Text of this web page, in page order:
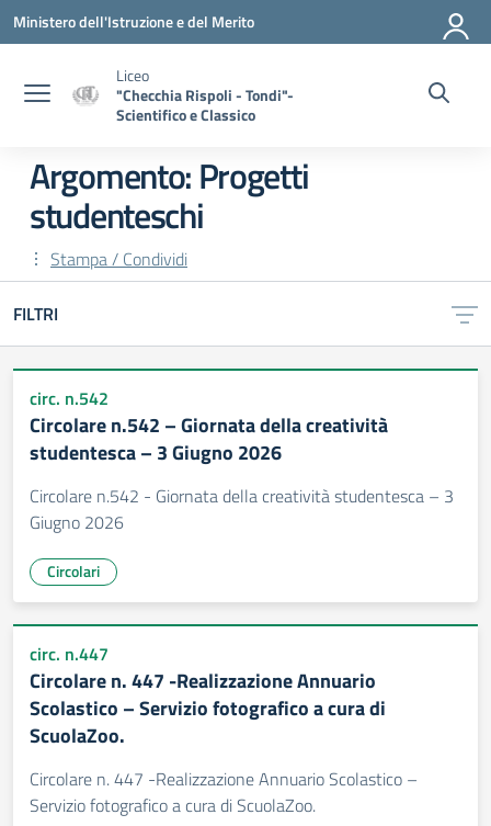
Vai ai contenuti
Vai al menu di navigazione
Vai al footer
Ministero dell'Istruzione e del Merito
Liceo
"Checchia Rispoli - Tondi"-
Scientifico e Classico
Argomento: Progetti
studenteschi
Stampa / Condividi
FILTRI
circ. n.542
Circolare n.542 – Giornata della creatività
studentesca – 3 Giugno 2026
Circolare n.542 - Giornata della creatività studentesca – 3
Giugno 2026
Circolari
circ. n.447
Circolare n. 447 -Realizzazione Annuario
Scolastico – Servizio fotografico a cura di
ScuolaZoo.
Circolare n. 447 -Realizzazione Annuario Scolastico –
Servizio fotografico a cura di ScuolaZoo.